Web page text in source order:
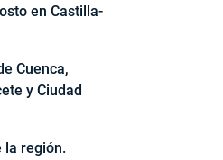
en Castilla-
Cuenca,
y Ciudad
la región.